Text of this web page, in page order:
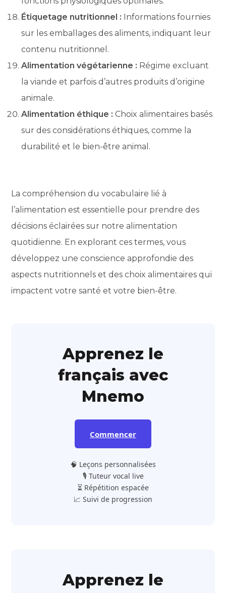
Étiquetage nutritionnel : Informations fournies
sur les emballages des aliments, indiquant leur
contenu nutritionnel.
Alimentation végétarienne : Régime excluant
la viande et parfois d’autres produits d’origine
animale.
Alimentation éthique : Choix alimentaires basés
sur des considérations éthiques, comme la
durabilité et le bien-être animal.
La compréhension du vocabulaire lié à
l’alimentation est essentielle pour prendre des
décisions éclairées sur notre alimentation
quotidienne. En explorant ces termes, vous
développez une conscience approfondie des
aspects nutritionnels et des choix alimentaires qui
impactent votre santé et votre bien-être.
Apprenez le
français avec
Mnemo
Commencer
🧠 Leçons personnalisées
🎙️ Tuteur vocal live
⏳ Répétition espacée
📈 Suivi de progression
Apprenez le